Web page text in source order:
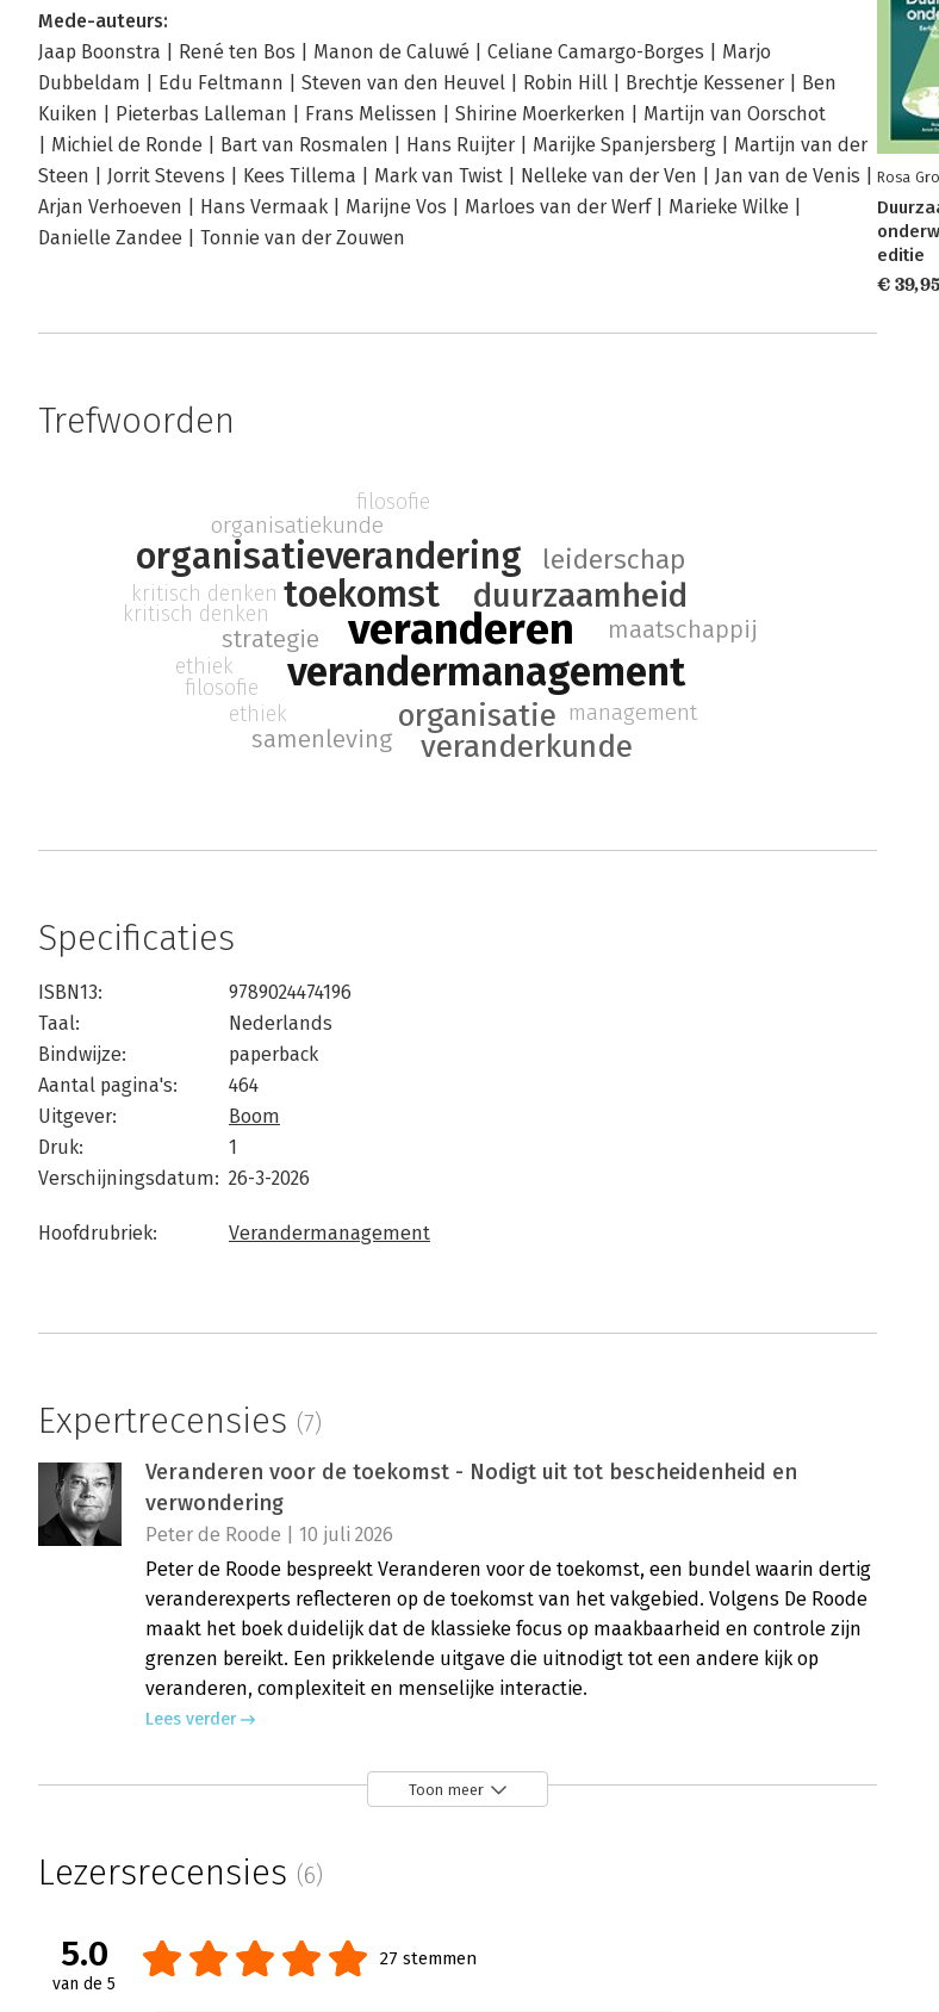
Mede-auteurs:
Jaap Boonstra | René ten Bos | Manon de Caluwé | Celiane Camargo-Borges | Marjo
Dubbeldam | Edu Feltmann | Steven van den Heuvel | Robin Hill | Brechtje Kessener | Ben
Kuiken | Pieterbas Lalleman | Frans Melissen | Shirine Moerkerken | Martijn van Oorschot
| Michiel de Ronde | Bart van Rosmalen | Hans Ruijter | Marijke Spanjersberg | Martijn van der
Steen | Jorrit Stevens | Kees Tillema | Mark van Twist | Nelleke van der Ven | Jan van de Venis |
Arjan Verhoeven | Hans Vermaak | Marijne Vos | Marloes van der Werf | Marieke Wilke |
Danielle Zandee | Tonnie van der Zouwen
Trefwoorden
veranderen
verandermanagement
toekomst
organisatieverandering
duurzaamheid
organisatie
veranderkunde
leiderschap
maatschappij
strategie
samenleving
management
organisatiekunde
ethiek
kritisch denken
filosofie
ethiek
kritisch denken
filosofie
Specificaties
ISBN13:
9789024474196
Taal:
Nederlands
Bindwijze:
paperback
Aantal pagina's:
464
Uitgever:
Boom
Druk:
1
Verschijningsdatum: 26-3-2026
Hoofdrubriek: Verandermanagement
Expertrecensies (7)
Veranderen voor de toekomst - Nodigt uit tot bescheidenheid en
verwondering
Peter de Roode | 10 juli 2026
Peter de Roode bespreekt Veranderen voor de toekomst, een bundel waarin dertig
veranderexperts reflecteren op de toekomst van het vakgebied. Volgens De Roode
maakt het boek duidelijk dat de klassieke focus op maakbaarheid en controle zijn
grenzen bereikt. Een prikkelende uitgave die uitnodigt tot een andere kijk op
veranderen, complexiteit en menselijke interactie.
Lees verder
Veranderen voor de toekomst - Tijdsbeeld, aansporing en aanwijzing
Raoul Schildmeijer | 5 mei 2026
Marjo Dubbeldam als een rijk en gelaagd tijdsdocument voor organisatieadviseurs.
De bundel toont hoe het vak in beweging is en nodigt uit tot reflectie én positie
Toon meer
Lezersrecensies (6)
5.0
van de 5
27 stemmen
Rosa
editie
€ 39,95